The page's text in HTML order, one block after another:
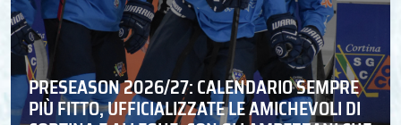
PRESEASON 2026/27: CALENDARIO SEMPRE
PIÙ FITTO, UFFICIALIZZATE LE AMICHEVOLI DI